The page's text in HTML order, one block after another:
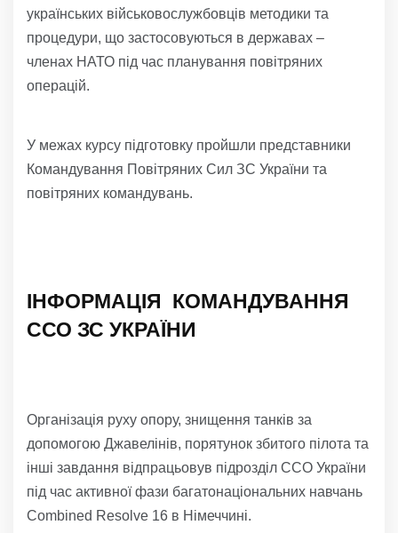
українських військовослужбовців методики та
процедури, що застосовуються в державах –
членах НАТО під час планування повітряних
операцій.
У межах курсу підготовку пройшли представники
Командування Повітряних Сил ЗС України та
повітряних командувань.
ІНФОРМАЦІЯ КОМАНДУВАННЯ
ССО ЗС УКРАЇНИ
Організація руху опору, знищення танків за
допомогою Джавелінів, порятунок збитого пілота та
інші завдання відпрацьовув підрозділ ССО України
під час активної фази багатонаціональних навчань
Combined Resolve 16 в Німеччині.